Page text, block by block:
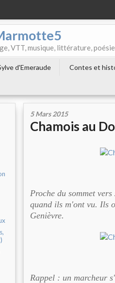
VTT, musique, littérature,
d'Emeraude Contes et
5 Mars 2015
Chamois au
Proche du sommet
quand ils m'ont vu. Ils
Genièvre.
Rappel : un marcheur